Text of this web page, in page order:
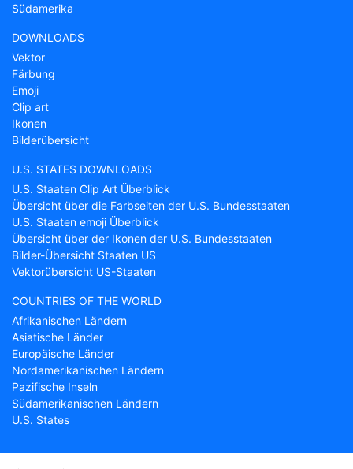
Südamerika
DOWNLOADS
Vektor
Färbung
Emoji
Clip art
Ikonen
Bilderübersicht
U.S. STATES DOWNLOADS
U.S. Staaten Clip Art Überblick
Übersicht über die Farbseiten der U.S. Bundesstaaten
U.S. Staaten emoji Überblick
Übersicht über der Ikonen der U.S. Bundesstaaten
Bilder-Übersicht Staaten US
Vektorübersicht US-Staaten
COUNTRIES OF THE WORLD
Afrikanischen Ländern
Asiatische Länder
Europäische Länder
Nordamerikanischen Ländern
Pazifische Inseln
Südamerikanischen Ländern
U.S. States